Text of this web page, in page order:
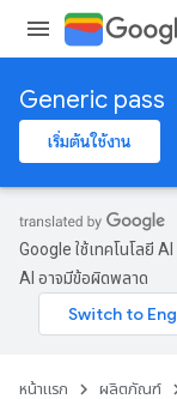
Generic pass
เริ่มต้นใช้งาน
Google ใช้เทคโนโลยี
AI อาจมีข้อผิดพลาด
หน้าแรก ผลิตภัณฑ์